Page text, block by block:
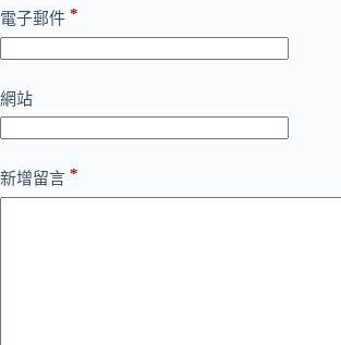
電子郵件 *
網站
新增留言 *